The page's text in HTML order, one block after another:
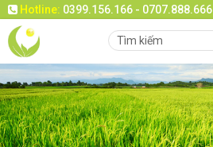
Hotline: 0399.156.166 - 0707.888.666